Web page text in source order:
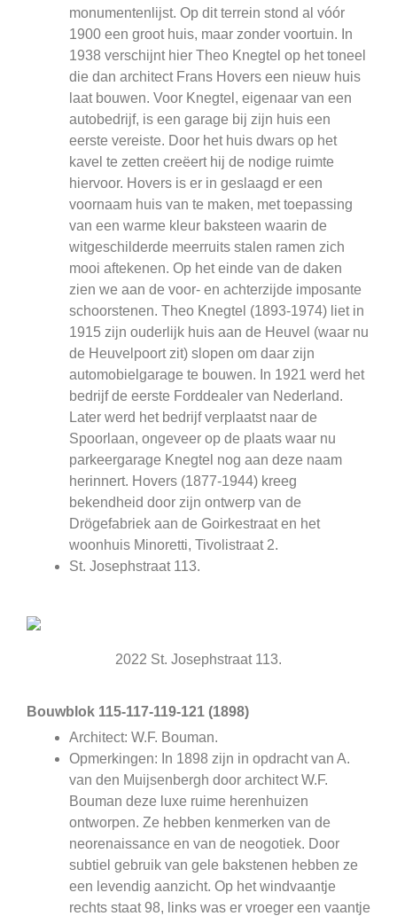
monumentenlijst. Op dit terrein stond al vóór
1900 een groot huis, maar zonder voortuin. In
1938 verschijnt hier Theo Knegtel op het toneel
die dan architect Frans Hovers een nieuw huis
laat bouwen. Voor Knegtel, eigenaar van een
autobedrijf, is een garage bij zijn huis een
eerste vereiste. Door het huis dwars op het
kavel te zetten creëert hij de nodige ruimte
hiervoor. Hovers is er in geslaagd er een
voornaam huis van te maken, met toepassing
van een warme kleur baksteen waarin de
witgeschilderde meerruits stalen ramen zich
mooi aftekenen. Op het einde van de daken
zien we aan de voor- en achterzijde imposante
schoorstenen. Theo Knegtel (1893-1974) liet in
1915 zijn ouderlijk huis aan de Heuvel (waar nu
de Heuvelpoort zit) slopen om daar zijn
automobielgarage te bouwen. In 1921 werd het
bedrijf de eerste Forddealer van Nederland.
Later werd het bedrijf verplaatst naar de
Spoorlaan, ongeveer op de plaats waar nu
parkeergarage Knegtel nog aan deze naam
herinnert. Hovers (1877-1944) kreeg
bekendheid door zijn ontwerp van de
Drögefabriek aan de Goirkestraat en het
woonhuis Minoretti, Tivolistraat 2.
St. Josephstraat 113.
2022 St. Josephstraat 113.
Bouwblok 115-117-119-121 (1898)
Architect: W.F. Bouman.
Opmerkingen: In 1898 zijn in opdracht van A.
van den Muijsenbergh door architect W.F.
Bouman deze luxe ruime herenhuizen
ontworpen. Ze hebben kenmerken van de
neorenaissance en van de neogotiek. Door
subtiel gebruik van gele bakstenen hebben ze
een levendig aanzicht. Op het windvaantje
rechts staat 98, links was er vroeger een vaantje